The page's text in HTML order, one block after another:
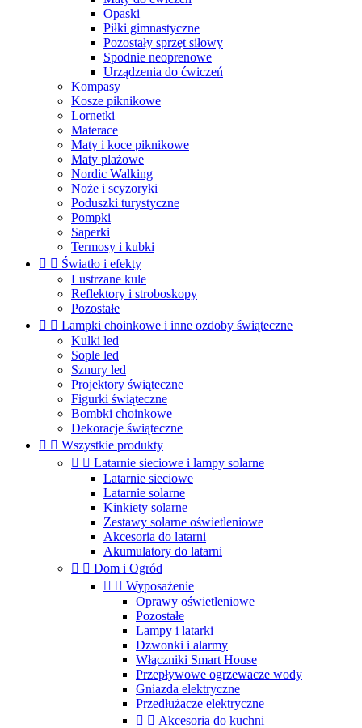
Opaski
Piłki gimnastyczne
Pozostały sprzęt siłowy
Spodnie neoprenowe
Urządzenia do ćwiczeń
Kompasy
Kosze piknikowe
Lornetki
Materace
Maty i koce piknikowe
Maty plażowe
Nordic Walking
Noże i scyzoryki
Poduszki turystyczne
Pompki
Saperki
Termosy i kubki
  Światło i efekty
Lustrzane kule
Reflektory i stroboskopy
Pozostałe
  Lampki choinkowe i inne ozdoby świąteczne
Kulki led
Sople led
Sznury led
Projektory świąteczne
Figurki świąteczne
Bombki choinkowe
Dekoracje świąteczne
  Wszystkie produkty
  Latarnie sieciowe i lampy solarne
Latarnie sieciowe
Latarnie solarne
Kinkiety solarne
Zestawy solarne oświetleniowe
Akcesoria do latarni
Akumulatory do latarni
  Dom i Ogród
  Wyposażenie
Oprawy oświetleniowe
Pozostałe
Lampy i latarki
Dzwonki i alarmy
Włączniki Smart House
Przepływowe ogrzewacze wody
Gniazda elektryczne
Przedłużacze elektryczne
  Akcesoria do kuchni